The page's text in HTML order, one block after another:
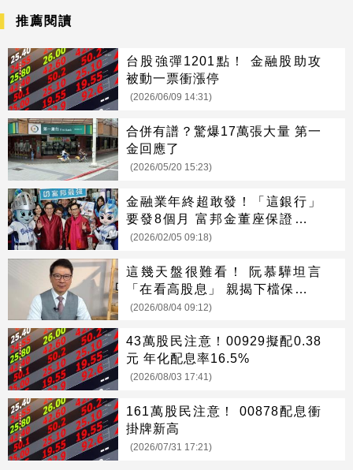
推薦閱讀
台股強彈1201點！ 金融股助攻
被動一票衝漲停
(2026/06/09 14:31)
合併有譜？驚爆17萬張大量 第一
金回應了
(2026/05/20 15:23)
金融業年終超敢發！「這銀行」
要發8個月 富邦金董座保證：優
於去年
(2026/02/05 09:18)
這幾天盤很難看！ 阮慕驊坦言
「在看高股息」 親揭下檔保護真
面目
(2026/08/04 09:12)
43萬股民注意！00929擬配0.38
元 年化配息率16.5%
(2026/08/03 17:41)
161萬股民注意！ 00878配息衝
掛牌新高
(2026/07/31 17:21)